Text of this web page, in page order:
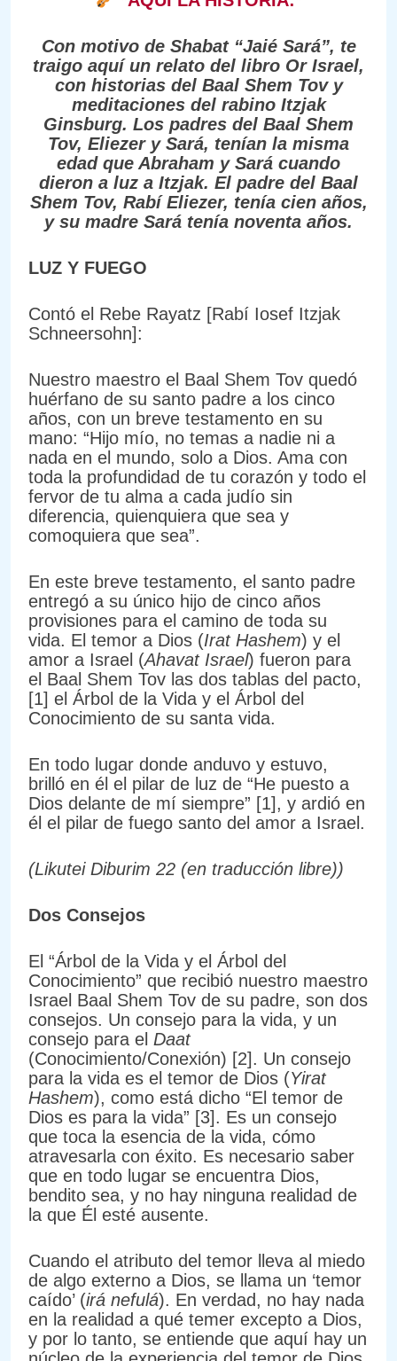
Con motivo de Shabat “Jaié Sará”, te
traigo aquí un relato del libro Or Israel,
con historias del Baal Shem Tov y
meditaciones del rabino Itzjak
Ginsburg. Los padres del Baal Shem
Tov, Eliezer y Sará, tenían la misma
edad que Abraham y Sará cuando
dieron a luz a Itzjak. El padre del Baal
Shem Tov, Rabí Eliezer, tenía cien años,
y su madre Sará tenía noventa años.
LUZ Y FUEGO
Contó el Rebe Rayatz [Rabí Iosef Itzjak
Schneersohn]:
Nuestro maestro el Baal Shem Tov quedó
huérfano de su santo padre a los cinco
años, con un breve testamento en su
mano: “Hijo mío, no temas a nadie ni a
nada en el mundo, solo a Dios. Ama con
toda la profundidad de tu corazón y todo el
fervor de tu alma a cada judío sin
diferencia, quienquiera que sea y
comoquiera que sea”.
En este breve testamento, el santo padre
entregó a su único hijo de cinco años
provisiones para el camino de toda su
vida. El temor a Dios (Irat Hashem) y el
amor a Israel (Ahavat Israel) fueron para
el Baal Shem Tov las dos tablas del pacto,
[1] el Árbol de la Vida y el Árbol del
Conocimiento de su santa vida.
En todo lugar donde anduvo y estuvo,
brilló en él el pilar de luz de “He puesto a
Dios delante de mí siempre” [1], y ardió en
él el pilar de fuego santo del amor a Israel.
(Likutei Diburim 22 (en traducción libre))
Dos Consejos
El “Árbol de la Vida y el Árbol del
Conocimiento” que recibió nuestro maestro
Israel Baal Shem Tov de su padre, son dos
consejos. Un consejo para la vida, y un
consejo para el Daat
(Conocimiento/Conexión) [2]. Un consejo
para la vida es el temor de Dios (Yirat
Hashem), como está dicho “El temor de
Dios es para la vida” [3]. Es un consejo
que toca la esencia de la vida, cómo
atravesarla con éxito. Es necesario saber
que en todo lugar se encuentra Dios,
bendito sea, y no hay ninguna realidad de
la que Él esté ausente.
Cuando el atributo del temor lleva al miedo
de algo externo a Dios, se llama un ‘temor
caído’ (irá nefulá). En verdad, no hay nada
en la realidad a qué temer excepto a Dios,
y por lo tanto, se entiende que aquí hay un